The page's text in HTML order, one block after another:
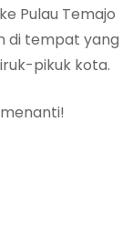
Pulau Temajo
di tempat yang
pikuk kota.